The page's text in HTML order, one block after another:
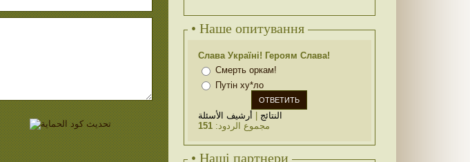
• Наше опитування
Слава Україні! Героям Слава!
Смерть оркам!
Путін ху*ло
النتائج
أرشيف الأسئلة
مجموع الردود:151
• Наші партнери